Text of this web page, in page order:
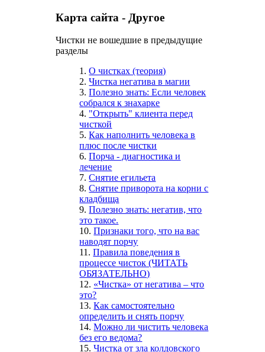
Карта сайта - Другое
Чистки не вошедшие в предыдущие
разделы
1.О чистках (теория)
2.Чистка негатива в магии
3.Полезно знать: Если человек
собрался к знахарке
4. "Открыть" клиента перед
чисткой
5.Как наполнить человека в
плюс после чистки
6.Порча - диагностика и
лечение
7.Снятие егильета
8.Снятие приворота на корни с
кладбища
9.Полезно знать: негатив, что
это такое.
10.Признаки того, что на вас
наводят порчу
11.Правила поведения в
процессе чисток (ЧИТАТЬ
ОБЯЗАТЕЛЬНО)
12. «Чистка» от негатива – что
это?
13.Как самостоятельно
определить и снять порчу
14.Можно ли чистить человека
без его ведома?
15.Чистка от зла колдовского